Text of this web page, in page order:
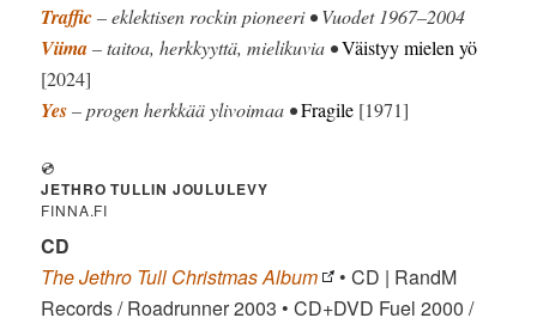
Traffic– eklektisen rockin pioneeri • Vuodet 1967–2004
Viima– taitoa, herkkyyttä, mielikuvia •Väistyy mielen yö
[2024]
Yes– progen herkkää ylivoimaa •Fragile [1971]
💿
JETHRO TULLIN JOULULEVY
FINNA.FI
CD
The Jethro Tull Christmas Album
• CD | RandM
Records / Roadrunner 2003 • CD+DVD Fuel 2000 /